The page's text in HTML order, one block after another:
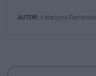
AUTOR: Katarzyna Pachelska